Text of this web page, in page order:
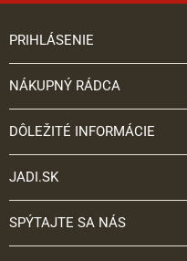
PRIHLÁSENIE
NÁKUPNÝ RÁDCA
DÔLEŽITÉ INFORMÁCIE
JADI.SK
SPÝTAJTE SA NÁS